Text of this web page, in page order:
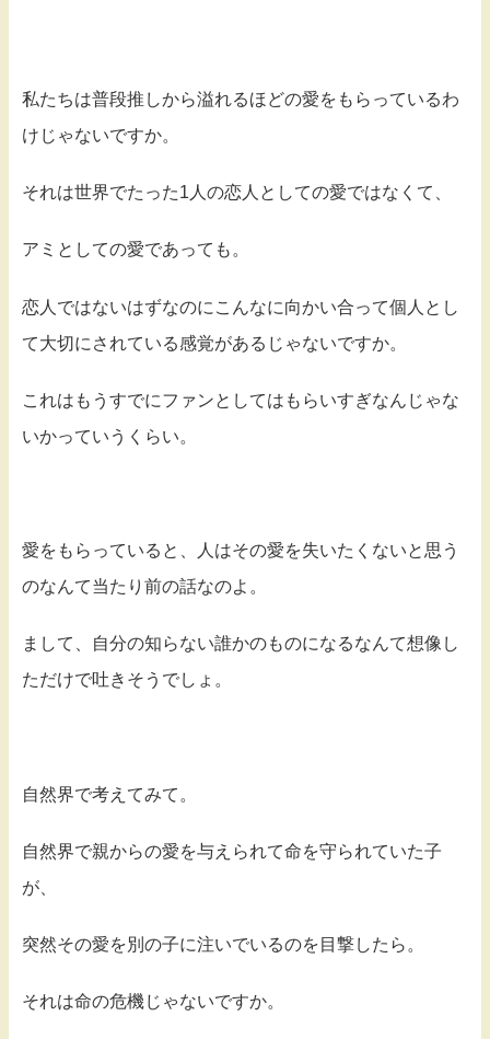
私たちは普段推しから溢れるほどの愛をもらっているわ
けじゃないですか。
それは世界でたった1人の恋人としての愛ではなくて、
アミとしての愛であっても。
恋人ではないはずなのにこんなに向かい合って個人とし
て大切にされている感覚があるじゃないですか。
これはもうすでにファンとしてはもらいすぎなんじゃな
いかっていうくらい。
愛をもらっていると、人はその愛を失いたくないと思う
のなんて当たり前の話なのよ。
まして、自分の知らない誰かのものになるなんて想像し
ただけで吐きそうでしょ。
自然界で考えてみて。
自然界で親からの愛を与えられて命を守られていた子
が、
突然その愛を別の子に注いでいるのを目撃したら。
それは命の危機じゃないですか。